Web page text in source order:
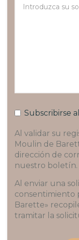
Subscribirse
Al validar su
Moulin de
dirección de
nuestro boletín.
Al enviar una
consentimiento
Barette»
tramitar la